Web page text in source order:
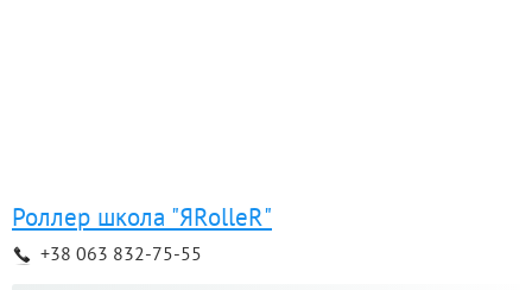
Роллер школа "ЯRolleR"
+38 063 832-75-55